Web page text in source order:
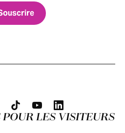
LES VISITEURS